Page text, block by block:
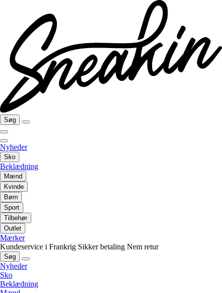
Søg
Nyheder
Sko
Beklædning
Mænd
Kvinde
Børn
Sport
Tilbehør
Outlet
Mærker
Kundeservice i Frankrig Sikker betaling Nem retur
Søg
Nyheder
Sko
Beklædning